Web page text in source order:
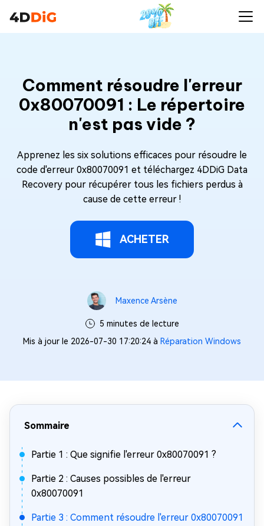
Comment résoudre l'erreur
0x80070091 : Le répertoire
n'est pas vide ?
Apprenez les six solutions efficaces pour résoudre le
code d'erreur 0x80070091 et téléchargez 4DDiG Data
Recovery pour récupérer tous les fichiers perdus à
cause de cette erreur !
ACHETER
Maxence Arsène
5 minutes de lecture
Mis à jour le 2026-07-30 17:20:24 à Réparation Windows
Sommaire
Partie 1 : Que signifie l'erreur 0x80070091 ?
Partie 2 : Causes possibles de l'erreur
0x80070091
Partie 3 : Comment résoudre l'erreur 0x80070091